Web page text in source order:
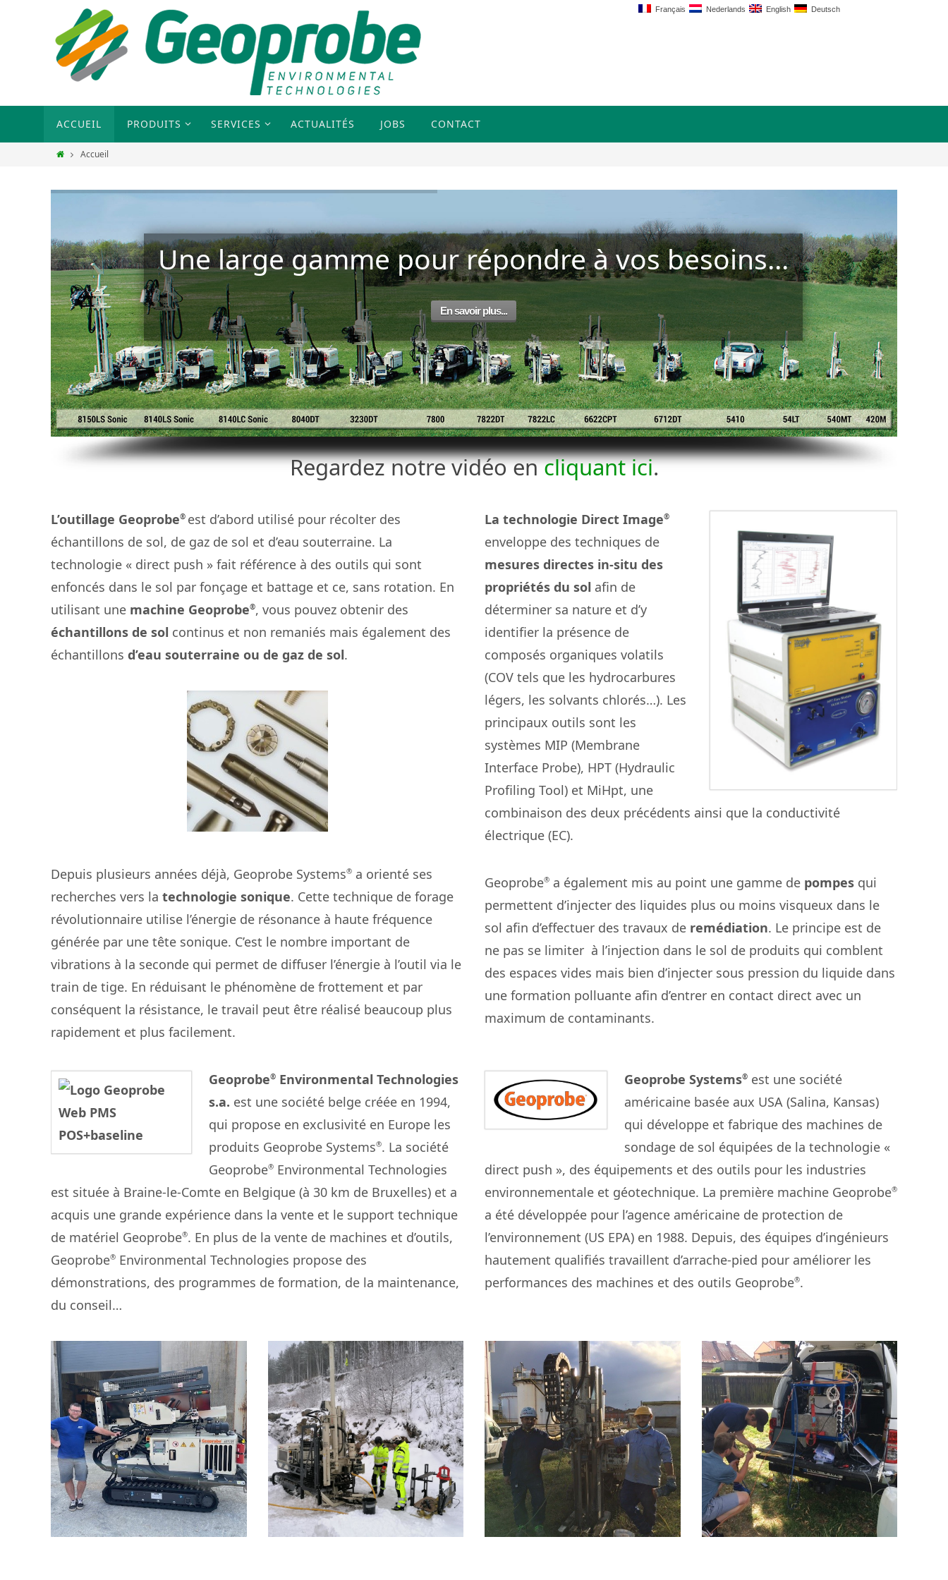
Français Nederlands English Deutsch
ACCUEIL PRODUITS SERVICES ACTUALITÉS JOBS CONTACT
Accueil
Une large gamme pour répondre à vos besoins...
En savoir plus...
Regardez notre vidéo encliquant ici.
L’outillage Geoprobe® est d’abord utilisé pour récolter des
échantillons de sol, de gaz de sol et d’eau souterraine. La
technologie « direct push » fait référence à des outils qui sont
enfoncés dans le sol par fonçage et battage et ce, sans rotation. En
utilisant une machine Geoprobe®, vous pouvez obtenir des
échantillons de sol continus et non remaniés mais également des
échantillons d’eau souterraine ou de gaz de sol.
Depuis plusieurs années déjà, Geoprobe Systems® a orienté ses
recherches vers la technologie sonique. Cette technique de forage
révolutionnaire utilise l’énergie de résonance à haute fréquence
générée par une tête sonique. C’est le nombre important de
vibrations à la seconde qui permet de diffuser l’énergie à l’outil via le
train de tige. En réduisant le phénomène de frottement et par
conséquent la résistance, le travail peut être réalisé beaucoup plus
rapidement et plus facilement.
La technologie Direct Image®
enveloppe des techniques de
mesures directes in-situ des
propriétés du sol afin de
déterminer sa nature et d’y
identifier la présence de
composés organiques volatils
(COV tels que les hydrocarbures
légers, les solvants chlorés…). Les
principaux outils sont les
systèmes MIP (Membrane
Interface Probe), HPT (Hydraulic
Profiling Tool) et MiHpt, une
combinaison des deux précédents ainsi que la conductivité
électrique (EC).
Geoprobe® a également mis au point une gamme de pompes qui
permettent d’injecter des liquides plus ou moins visqueux dans le
sol afin d’effectuer des travaux de remédiation. Le principe est de
ne pas se limiter à l’injection dans le sol de produits qui comblent
des espaces vides mais bien d’injecter sous pression du liquide dans
une formation polluante afin d’entrer en contact direct avec un
maximum de contaminants.
Geoprobe® Environmental Technologies
s.a. est une société belge créée en 1994,
qui propose en exclusivité en Europe les
produits Geoprobe Systems®. La société
Geoprobe® Environmental Technologies
est située à Braine-le-Comte en Belgique (à 30 km de Bruxelles) et a
acquis une grande expérience dans la vente et le support technique
de matériel Geoprobe®. En plus de la vente de machines et d’outils,
Geoprobe® Environmental Technologies propose des
démonstrations, des programmes de formation, de la maintenance,
du conseil…
Geoprobe Systems® est une société
américaine basée aux USA (Salina, Kansas)
qui développe et fabrique des machines de
sondage de sol équipées de la technologie «
direct push », des équipements et des outils pour les industries
environnementale et géotechnique. La première machine Geoprobe®
a été développée pour l’agence américaine de protection de
l’environnement (US EPA) en 1988. Depuis, des équipes d’ingénieurs
hautement qualifiés travaillent d’arrache-pied pour améliorer les
performances des machines et des outils Geoprobe®.
août 8, 2025
Nouvelle 6011DT pour
BVS Environnement
novembre 29, 2021
Training in Sweden
novembre 22, 2021
OIHPT in Italia
septembre 6, 2021
Direct Sensing in Czech
Republic